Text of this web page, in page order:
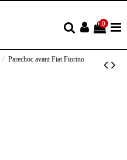
0
Parechoc avant Fiat Fiorino